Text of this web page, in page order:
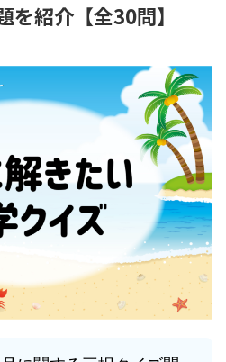
を紹介【全30問】